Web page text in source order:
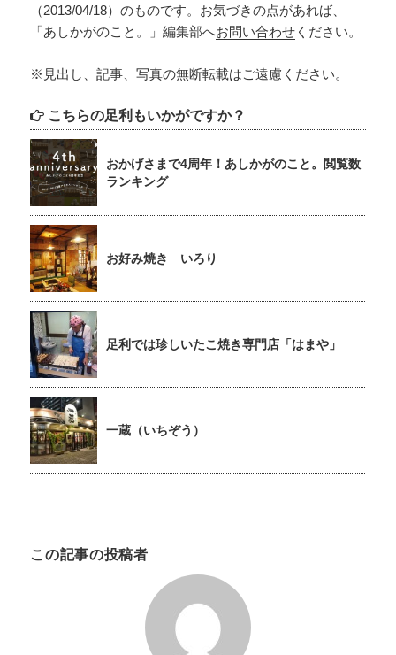
（2013/04/18）のものです。お気づきの点があれば、
「あしかがのこと。」編集部へお問い合わせ ください。
※見出し、記事、写真の無断転載はご遠慮ください。
こちらの足利もいかがですか？
おかげさまで4周年！あしかがのこと。閲覧数
ランキング
お好み焼き いろり
足利では珍しいたこ焼き専門店「はまや」
一蔵（いちぞう）
この記事の投稿者